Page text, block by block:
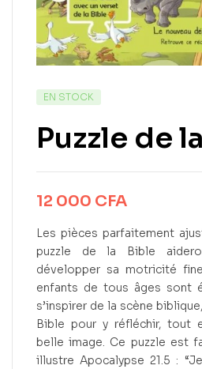
EN STOCK
Puzzle de
12 000 CFA
Les pièces parfaitement
puzzle de la Bible
développer sa motricité
enfants de tous âges sont
s’inspirer de la scène
Bible pour y réfléchir, tout
belle image. Ce puzzle est
illustre Apocalypse 21.5 :